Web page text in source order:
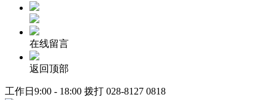
在线留言
返回顶部
工作日9:00 - 18:00 拨打 028-8127 0818